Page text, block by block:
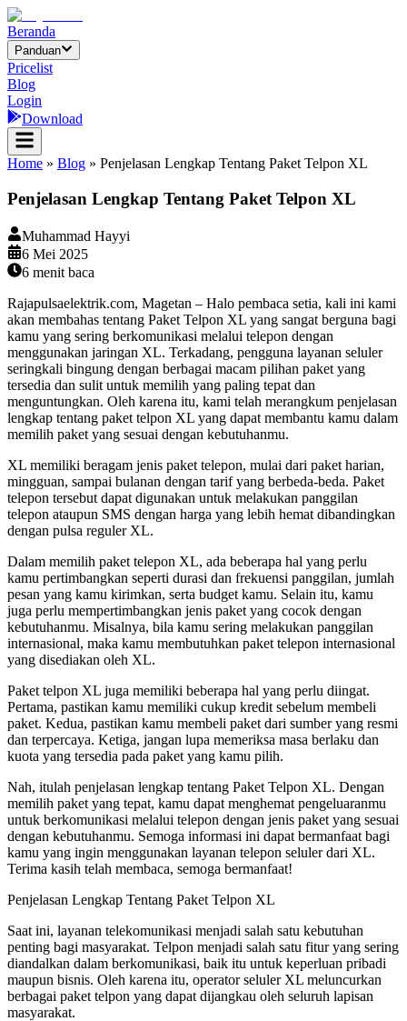
Beranda
Panduan
Pricelist
Blog
Login
Download
Home » Blog » Penjelasan Lengkap Tentang Paket Telpon XL
Penjelasan Lengkap Tentang Paket Telpon XL
Muhammad Hayyi
6 Mei 2025
6 menit baca
Rajapulsaelektrik.com, Magetan – Halo pembaca setia, kali ini kami
akan membahas tentang Paket Telpon XL yang sangat berguna bagi
kamu yang sering berkomunikasi melalui telepon dengan
menggunakan jaringan XL. Terkadang, pengguna layanan seluler
seringkali bingung dengan berbagai macam pilihan paket yang
tersedia dan sulit untuk memilih yang paling tepat dan
menguntungkan. Oleh karena itu, kami telah merangkum penjelasan
lengkap tentang paket telpon XL yang dapat membantu kamu dalam
memilih paket yang sesuai dengan kebutuhanmu.
XL memiliki beragam jenis paket telepon, mulai dari paket harian,
mingguan, sampai bulanan dengan tarif yang berbeda-beda. Paket
telepon tersebut dapat digunakan untuk melakukan panggilan
telepon ataupun SMS dengan harga yang lebih hemat dibandingkan
dengan pulsa reguler XL.
Dalam memilih paket telepon XL, ada beberapa hal yang perlu
kamu pertimbangkan seperti durasi dan frekuensi panggilan, jumlah
pesan yang kamu kirimkan, serta budget kamu. Selain itu, kamu
juga perlu mempertimbangkan jenis paket yang cocok dengan
kebutuhanmu. Misalnya, bila kamu sering melakukan panggilan
internasional, maka kamu membutuhkan paket telepon internasional
yang disediakan oleh XL.
Paket telpon XL juga memiliki beberapa hal yang perlu diingat.
Pertama, pastikan kamu memiliki cukup kredit sebelum membeli
paket. Kedua, pastikan kamu membeli paket dari sumber yang resmi
dan terpercaya. Ketiga, jangan lupa memeriksa masa berlaku dan
kuota yang tersedia pada paket yang kamu pilih.
Nah, itulah penjelasan lengkap tentang Paket Telpon XL. Dengan
memilih paket yang tepat, kamu dapat menghemat pengeluaranmu
untuk berkomunikasi melalui telepon dengan jenis paket yang sesuai
dengan kebutuhanmu. Semoga informasi ini dapat bermanfaat bagi
kamu yang ingin menggunakan layanan telepon seluler dari XL.
Terima kasih telah membaca, semoga bermanfaat!
Penjelasan Lengkap Tentang Paket Telpon XL
Saat ini, layanan telekomunikasi menjadi salah satu kebutuhan
penting bagi masyarakat. Telpon menjadi salah satu fitur yang sering
diandalkan dalam berkomunikasi, baik itu untuk keperluan pribadi
maupun bisnis. Oleh karena itu, operator seluler XL meluncurkan
berbagai paket telpon yang dapat dijangkau oleh seluruh lapisan
masyarakat.